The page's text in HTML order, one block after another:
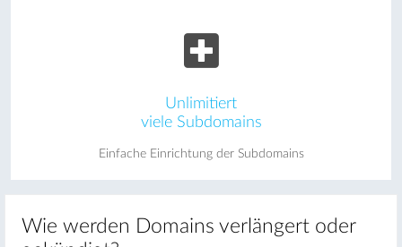
Unlimitiert
viele Subdomains
Einfache Einrichtung der Subdomains
Wie werden Domains verlängert oder